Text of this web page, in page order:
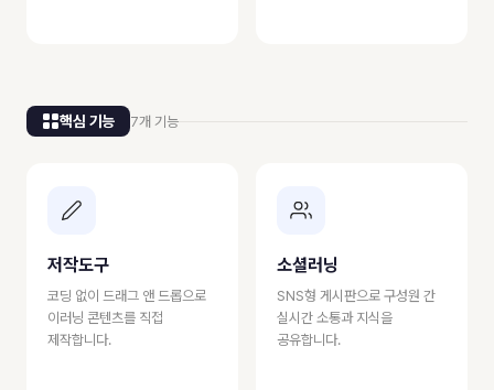
핵심 기능 7개 기능
저작도구
코딩 없이 드래그 앤 드롭으로
이러닝 콘텐츠를 직접
제작합니다.
소셜러닝
SNS형 게시판으로 구성원 간
실시간 소통과 지식을
공유합니다.